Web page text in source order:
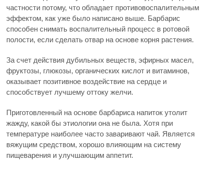
частности потому, что обладает противовоспалительным
эффектом, как уже было написано выше. Барбарис
способен снимать воспалительный процесс в ротовой
полости, если сделать отвар на основе корня растения.
За счет действия дубильных веществ, эфирных масел,
фруктозы, глюкозы, органических кислот и витаминов,
оказывает позитивное воздействие на сердце и
способствует лучшему оттоку желчи.
Приготовленный на основе барбариса напиток утолит
жажду, какой бы этиологии она не была. Хотя при
температуре наиболее часто заваривают чай. Является
вяжущим средством, хорошо влияющим на систему
пищеварения и улучшающим аппетит.